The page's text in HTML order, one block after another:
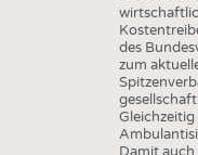
des
zum
Gleichzeitig
Damit